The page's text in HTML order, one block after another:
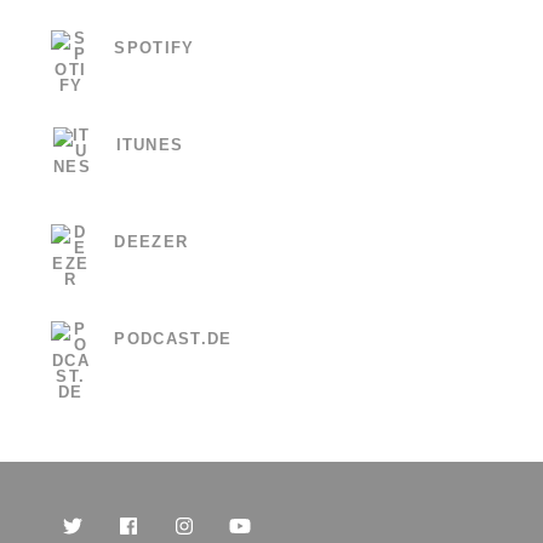
SPOTIFY
ITUNES
DEEZER
PODCAST.DE